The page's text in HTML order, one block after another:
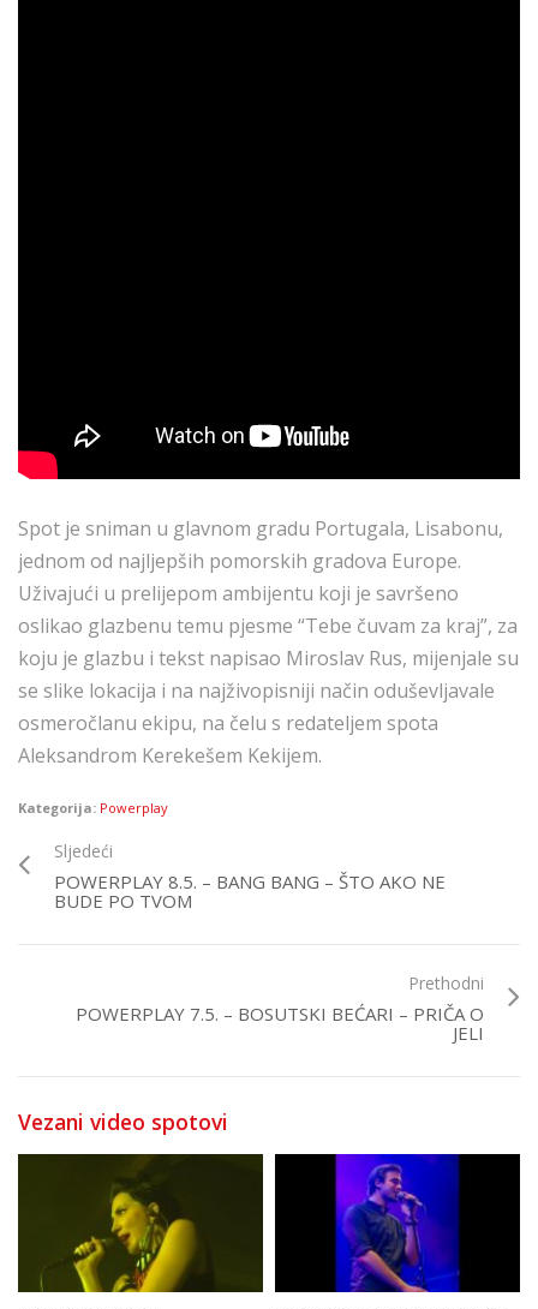
Spot je sniman u glavnom gradu Portugala, Lisabonu,
jednom od najljepših pomorskih gradova Europe.
Uživajući u prelijepom ambijentu koji je savršeno
oslikao glazbenu temu pjesme “Tebe čuvam za kraj”, za
koju je glazbu i tekst napisao Miroslav Rus, mijenjale su
se slike lokacija i na najživopisniji način oduševljavale
osmeročlanu ekipu, na čelu s redateljem spota
Aleksandrom Kerekešem Kekijem.
Kategorija: Powerplay
Sljedeći
POWERPLAY 8.5. – BANG BANG – ŠTO AKO NE
BUDE PO TVOM
Prethodni
POWERPLAY 7.5. – BOSUTSKI BEĆARI – PRIČA O
JELI
Vezani video spotovi